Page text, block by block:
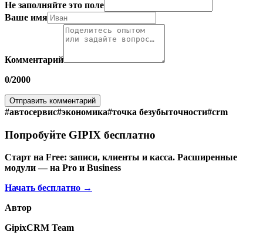
Не заполняйте это поле
Ваше имя
Комментарий
0/2000
Отправить комментарий
#автосервис#экономика#точка безубыточности#crm
Попробуйте GIPIX бесплатно
Старт на Free: записи, клиенты и касса. Расширенные
модули — на Pro и Business
Начать бесплатно →
Автор
GipixCRM Team